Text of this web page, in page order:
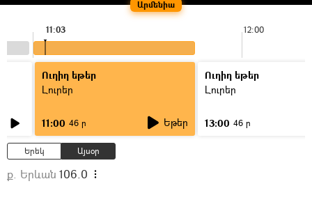
Արմենիա
12:00
11:03
Ուղիղ եթեր
Լուրեր
11:00 46 ր Եթեր
Ուղիղ եթեր
Լուրեր
13:00 46 ր
Երեկ Այսօր
ք. Երևան 106.0